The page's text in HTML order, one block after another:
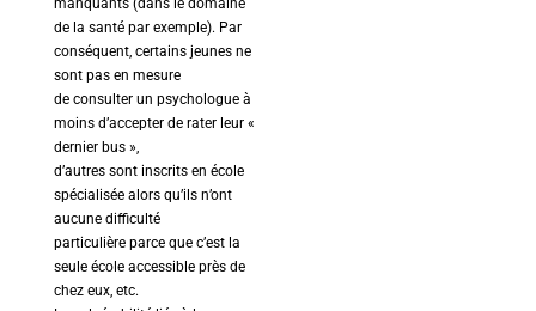
manquants (dans le domaine
de la santé par exemple). Par
conséquent, certains jeunes ne
sont pas en mesure
de consulter un psychologue à
moins d’accepter de rater leur «
dernier bus »,
d’autres sont inscrits en école
spécialisée alors qu’ils n’ont
aucune difficulté
particulière parce que c’est la
seule école accessible près de
chez eux, etc.